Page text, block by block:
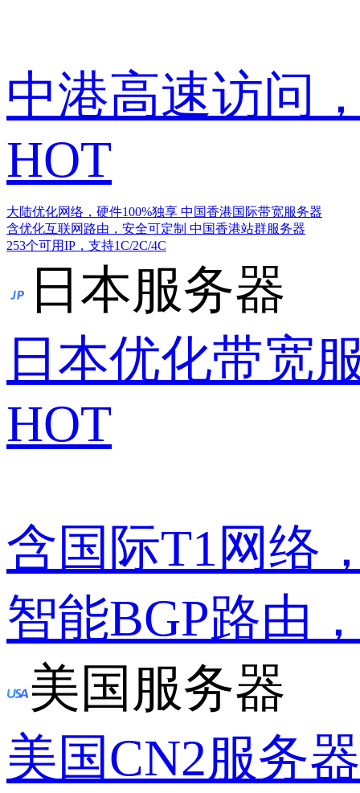
中港高速访问
HOT
大陆优化网络，硬件100%独享 中国香港国际带宽服务器
含优化互联网路由，安全可定制 中国香港站群服务器
253个可用IP，支持1C/2C/4C
日本服务器
日本优化带宽
HOT
含国际T1网络
智能BGP路由
美国服务器
美国CN2服务器